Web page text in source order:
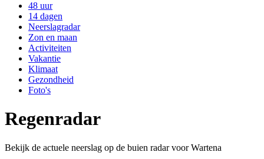
48 uur
14 dagen
Neerslagradar
Zon en maan
Activiteiten
Vakantie
Klimaat
Gezondheid
Foto's
Regenradar
Bekijk de actuele neerslag op de buien radar voor Wartena